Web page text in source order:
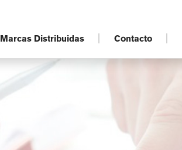
Marcas Distribuidas Contacto